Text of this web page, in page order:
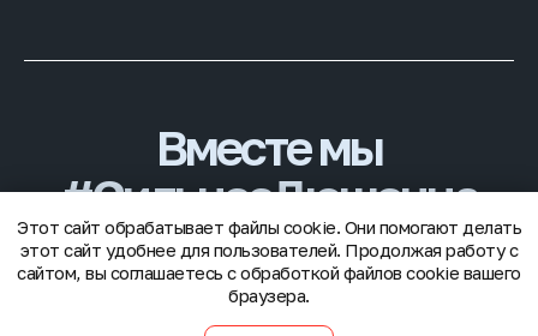
Вместе мы
#CильнееДюшенна
© 2025 Благотворительный фонд «Гордей»
Этот сайт обрабатывает файлы cookie. Они помогают делать
этот сайт удобнее для пользователей. Продолжая работу с
сайтом, вы соглашаетесь с обработкой файлов cookie вашего
браузера.